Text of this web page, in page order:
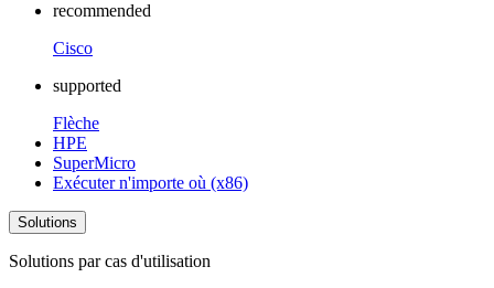
recommended
Cisco
supported
Flèche
HPE
SuperMicro
Exécuter n'importe où (x86)
Solutions
Solutions par cas d'utilisation